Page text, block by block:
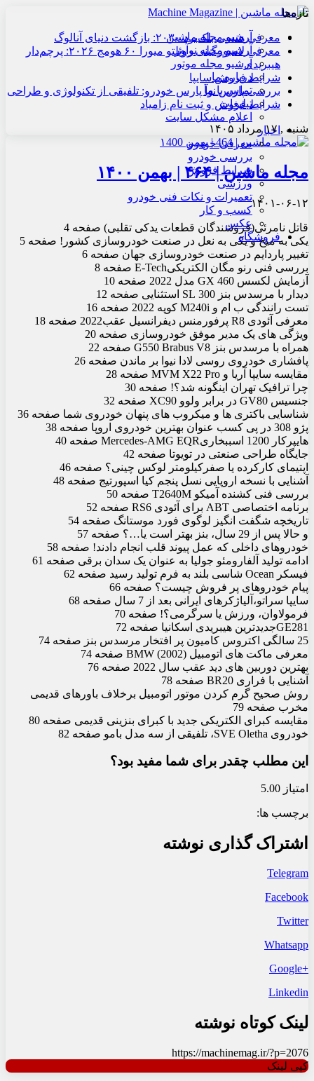
آرشیو مجله ماشین
آرشیو مجله نوآور
آرشیو مجله موتور
درباره ما
تماس با ما
تبلیغات
اعلام مشکل سایت
اخبار
معرفی خودرو
بررسی خودرو
شرایط فروش
ورزشی
تعمیرات و نکات فنی خودرو
کسب و کار
عکس
فروشگاه
تازه‌ها
معرفی هنسی بلک‌برد ۲۰۳۰: بازگشت دنیای آنالوگ
معرفی لامبورگینی روئلتو میورا ۶۰ هومج ۲۰۲۶: پرچم‌دار
هیبریدی
شرایط فروش سایپا
بررسی پارس نوآ پارس خودرو: تلفیقی از تکنولوژی و طراحی
شرایط فروش و ثبت نام زامیاد
شنبه , ۱۷ مرداد ۱۴۰۵
مجله ماشین | ۴۶۴ | بهمن ۱۴۰۰
۱۴۰۱-۰۶-۱۲
قاتل نامرئی(فروشندگان قطعات یدکی تقلبی) صفحه 4
یکی به میخ و یکی به نعل در صنعت خودروسازی کشور! صفحه 5
تغییر پاردایم در صنعت خودروسازی جهان صفحه 6
بررسی فنی رنو مگان الکتریکیE-Tech صفحه 8
آزمایش لکسس GX 460 مدل 2022 صفحه 10
دیدار با مرسدس بنز 300 SL استثنایی صفحه 12
تست رانندگی ب ‏ام‏ و M240i کوپه 2022 صفحه 16
معرفی آئودی R8 پرفورمنس دیفرانسیل عقب2022 صفحه 18
ویژگی‏ های یک مدیر موفق خودروسازی صفحه 20
همراه با مرسدس بنز G550 Brabus V8 صفحه 22
پافشاری خودروی روسی لادا نیوا بر ماندن صفحه 26
مقایسه سایپا آریا و MVM X22 Pro صفحه 28
چرا ترافیک تهران این‏گونه شد؟! صفحه 30
جنسیس GV80 در برابر ولوو XC90 صفحه 32
شناسایی باکتری‏ ها و میکروب‏ های پنهان خودروی شما صفحه 36
پژو 308 در پی کسب عنوان بهترین خودروی اروپا صفحه 38
هایپرکار 1200 اسب‏بخاریMercedes-AMG EQR صفحه 40
جایگاه طراحی صنعتی در تویوتا صفحه 42
اپتیمای کارکرده یا صفرکیلومتر لوکس چینی؟ صفحه 46
آشنایی با نسخه اروپایی نسل پنجم کیا اسپورتیج صفحه 48
بررسی فنی کشنده آمیکو T2640M صفحه 50
برنامه اختصاصی ABT برای آئودی RS6 صفحه 52
تاریخچه شگفت ‏انگیز لوگوی فورد موستانگ صفحه 54
و حالا پس از 29 سال، بنز بهتر است یا…؟ صفحه 57
خودروهای داخلی که عمل پیوند قلب انجام دادند! صفحه 58
ادامه تولید آلفارومئو جولیا به عنوان یک سدان برقی صفحه 61
فیسکر Ocean شاسی بلند به فرم تولید رسید صفحه 62
پیام خودروهای پر فروش چیست؟ صفحه 66
سایپا سراتو،آلیاژکره‏ای ایرانی بعد از 7 سال صفحه 68
فرمولاوان، ورزش یا سرگرمی؟! صفحه 70
GE281جدیدترین هیبریدی اسکانیا صفحه 72
25 سالگی اکتروس کامیون پر افتخار مرسدس بنز صفحه 74
معرفی ماکت‏ های اتومبیل (BMW (2002 صفحه 74
بهترین دوربین‏ های دید عقب سال 2022 صفحه 76
آشنایی با فراری BR20 صفحه 78
روش صحیح گرم کردن موتور اتومبیل برخلاف باورهای قدیمی
مخرب صفحه 79
مقایسه کبرای الکتریکی جدید با کبرای بنزینی قدیمی صفحه 80
خودروی SVE Oletha، تلفیقی از سه مدل ب‏ام‏و صفحه 82
این مطلب چقدر برای شما مفید بود؟
امتیاز 5.00
برچسب ها:
اشتراک گذاری نوشته
Telegram
Facebook
Twitter
Whatsapp
+Google
Linkedin
لینک کوتاه نوشته
https://machinemag.ir/?p=2076
کپی لینک